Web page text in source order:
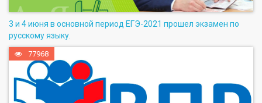
3 и 4 июня в основной период ЕГЭ-2021 прошел экзамен по
русскому языку.
77968